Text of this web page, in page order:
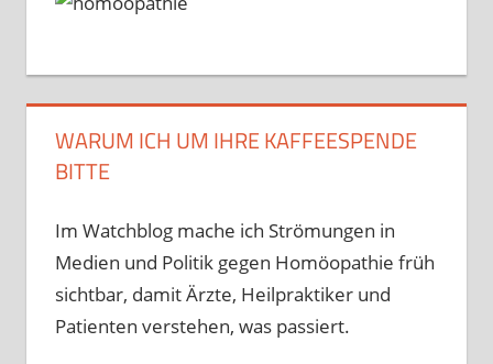
WARUM ICH UM IHRE KAFFEESPENDE
BITTE
Im Watchblog mache ich Strömungen in
Medien und Politik gegen Homöopathie früh
sichtbar, damit Ärzte, Heilpraktiker und
Patienten verstehen, was passiert.